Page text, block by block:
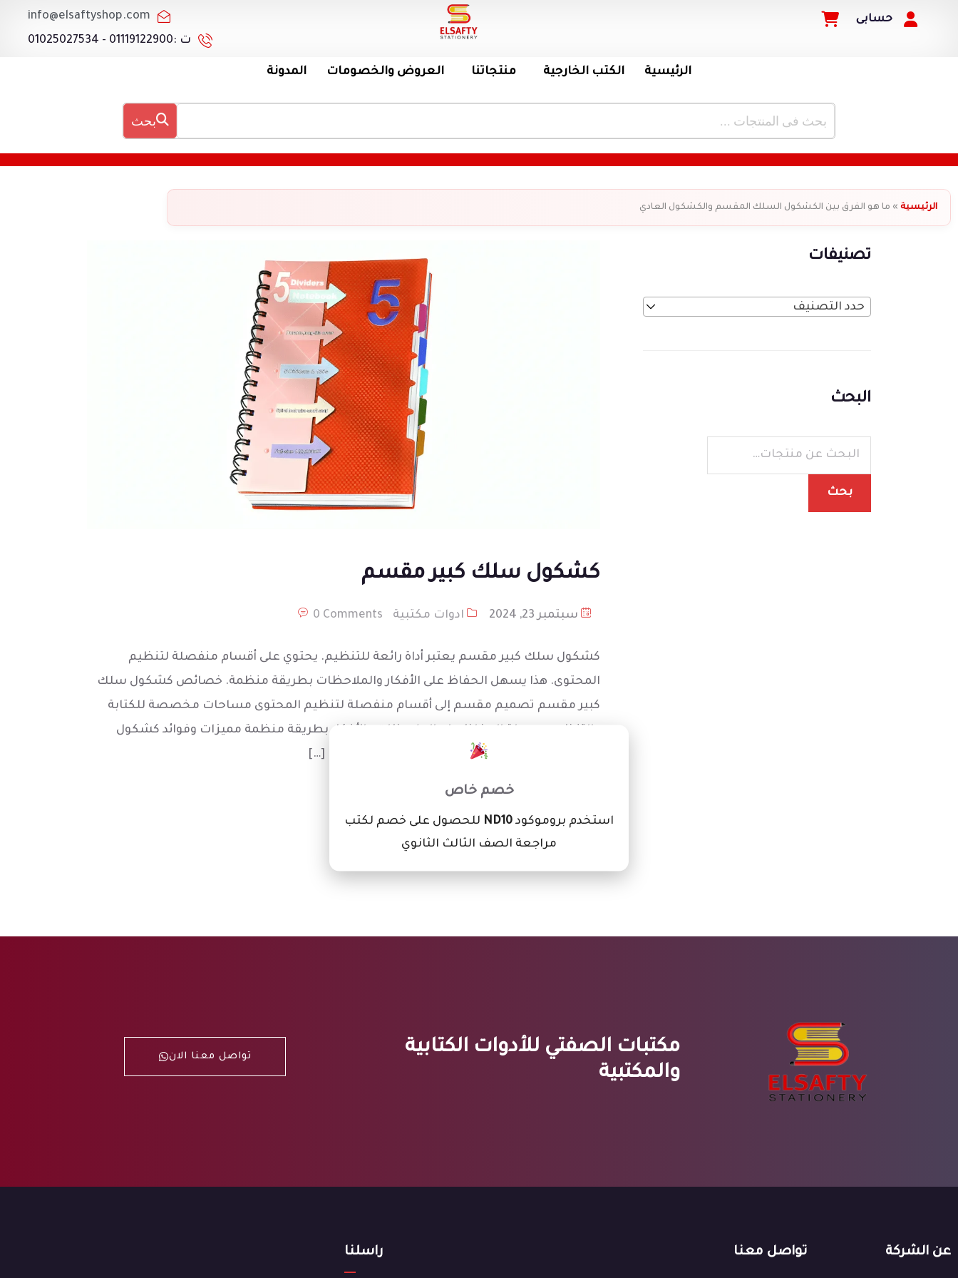
حسابى
info@elsaftyshop.com
ت :01119122900 - 01025027534
الرئيسية الكتب الخارجية منتجاتنا العروض والخصومات المدونة
بحث
الرئيسية » ما هو الفرق بين الكشكول السلك المقسم والكشكول العادي
كشكول سلك كبير مقسم
سبتمبر 23, 2024 ادوات مكتبية 0 Comments
كشكول سلك كبير مقسم يعتبر أداة رائعة للتنظيم. يحتوي على أقسام منفصلة لتنظيم
المحتوى. هذا يسهل الحفاظ على الأفكار والملاحظات بطريقة منظمة. خصائص كشكول سلك
كبير مقسم تصميم مقسم إلى أقسام منفصلة لتنظيم المحتوى مساحات مخصصة للكتابة
والتنظيم سهولة الحفاظ على الملاحظات والأفكار بطريقة منظمة مميزات وفوائد كشكول
سلك كبير مقسم تنظيم المعلومات بشكل فعال: […]
تصنيفات
حدد التصنيف
البحث
بحث
مكتبات الصفتي للأدوات الكتابية
والمكتبية
تواصل معنا الان
عن الشركة تواصل معنا راسلنا
خصم خاص
استخدم بروموكود ND10 للحصول على خصم لكتب
مراجعة الصف الثالث الثانوي